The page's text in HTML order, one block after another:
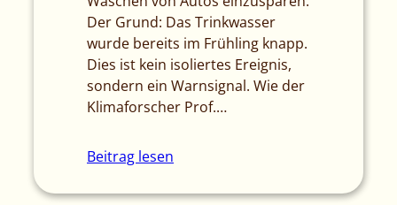
Der Grund: Das Trinkwasser
wurde bereits im Frühling knapp.
Dies ist kein isoliertes Ereignis,
sondern ein Warnsignal. Wie der
Klimaforscher Prof.…
Beitrag lesen